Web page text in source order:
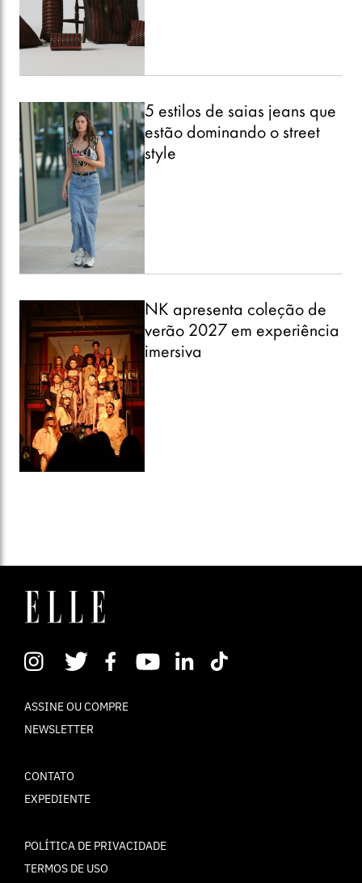
5 estilos de saias jeans que
estão dominando o street
style
NK apresenta coleção de
verão 2027 em experiência
imersiva
ASSINE OU COMPRE
NEWSLETTER
CONTATO
EXPEDIENTE
POLÍTICA DE PRIVACIDADE
TERMOS DE USO